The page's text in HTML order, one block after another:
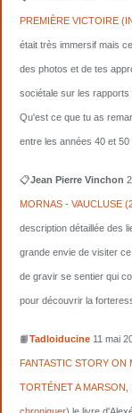
PREMIÈRE VICTOIRE
était très immersif mais
des photos et de tes
sociétale sur les rapports
Qu'est ce que tu as
entre les années 40 et
📋Jean Pierre Vinchon
MORNAS - VAUCLUSE
description détaillée des
grande envie de visiter
de gravir se sentier qui
pour découvrir la
📙Tadloiducine 11 mai
FANTASTIC STORY ON
TORTÉNET A MARSON,